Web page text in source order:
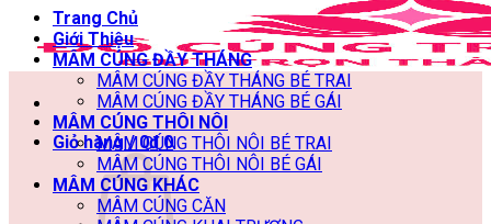
Giỏ hàng /0₫ 0
Trang Chủ
Giới Thiệu
MÂM CÚNG ĐẦY THÁNG
MÂM CÚNG ĐẦY THÁNG BÉ TRAI
MÂM CÚNG ĐẦY THÁNG BÉ GÁI
MÂM CÚNG THÔI NÔI
MÂM CÚNG THÔI NÔI BÉ TRAI
MÂM CÚNG THÔI NÔI BÉ GÁI
MÂM CÚNG KHÁC
MÂM CÚNG CĂN